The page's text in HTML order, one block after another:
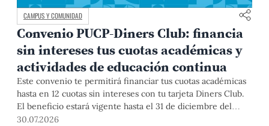
CAMPUS Y COMUNIDAD
Convenio PUCP-Diners Club: financia
sin intereses tus cuotas académicas y
actividades de educación continua
Este convenio te permitirá financiar tus cuotas académicas
hasta en 12 cuotas sin intereses con tu tarjeta Diners Club.
El beneficio estará vigente hasta el 31 de diciembre del
2026 para pregrado y posgrado, así como para deudas de
30.07.2026